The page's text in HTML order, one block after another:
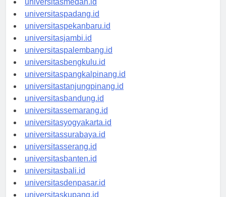
universitasmedan.id
universitaspadang.id
universitaspekanbaru.id
universitasjambi.id
universitaspalembang.id
universitasbengkulu.id
universitaspangkalpinang.id
universitastanjungpinang.id
universitasbandung.id
universitassemarang.id
universitasyogyakarta.id
universitassurabaya.id
universitasserang.id
universitasbanten.id
universitasbali.id
universitasdenpasar.id